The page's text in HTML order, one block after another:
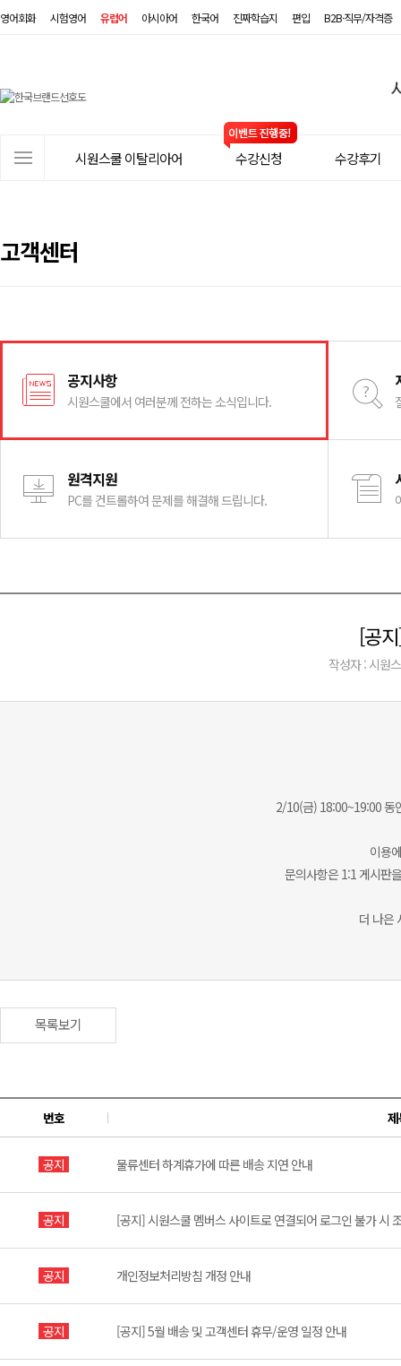
영어회화 시험영어 유럽어 아시아어 한국어 진짜학습지 편입 B2B·직무/자격증
원
쿨
뉴
시원스쿨 이탈리아어 수강신청 수강후기
고객센터
공지사항
시원스쿨에서 여러분께 전하는 소식입니다.
원격지원
PC를 컨트롤하여 문제를 해결해 드립니다.
[공
작성자 : 시원
2/10(금) 18:00~19:00 동
이용
문의사항은 1:1 게시판
더 나은
목록보기
번호
공지 물류센터 하계휴가에 따른 배송 지연 안내
공지 [공지] 시원스쿨 멤버스 사이트로 연결되어 로그인 불가 시
공지 개인정보처리방침 개정 안내
공지 [공지] 5월 배송 및 고객센터 휴무/운영 일정 안내